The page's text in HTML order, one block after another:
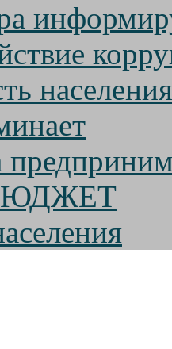
населения